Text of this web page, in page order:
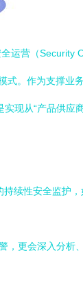
运营（Security
。作为支撑业
从“产品供应商
续性安全监护
，更会深入分析